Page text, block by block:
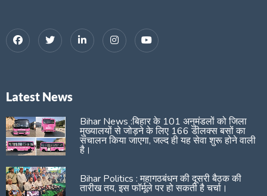
Latest News
Bihar News :बिहार के 101 अनुमंडलों को जिला
मुख्यालयों से जोड़ने के लिए 166 डीलक्स बसों का
संचालन किया जाएगा, जल्द ही यह सेवा शुरू होने वाली
है।
Bihar Politics : महागठबंधन की दूसरी बैठक की
तारीख तय, इस फॉर्मूले पर हो सकती है चर्चा।